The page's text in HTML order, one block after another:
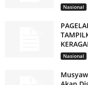
Nasional
Nasional